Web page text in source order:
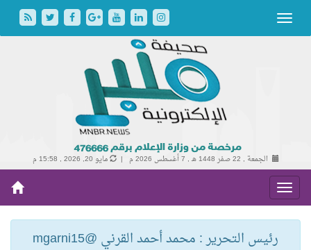
الجمعة , 22 صفر 1448 هـ , 7 أغسطس 2026 م | مايو 20, 2026 , 15:58 م
رئيس التحرير : محمد أحمد القرني @mgarni15